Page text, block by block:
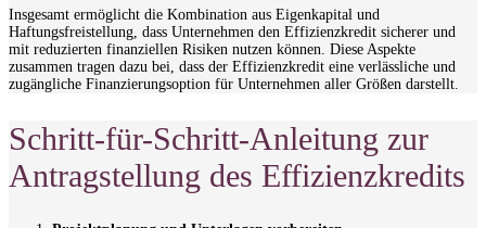
Insgesamt ermöglicht die Kombination aus Eigenkapital und
Haftungsfreistellung, dass Unternehmen den Effizienzkredit sicherer und
mit reduzierten finanziellen Risiken nutzen können. Diese Aspekte
zusammen tragen dazu bei, dass der Effizienzkredit eine verlässliche und
zugängliche Finanzierungsoption für Unternehmen aller Größen darstellt.
Schritt-für-Schritt-Anleitung zur
Antragstellung des Effizienzkredits